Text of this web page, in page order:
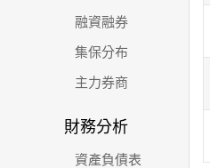
融資融券
集保分布
主力券商
財務分析
資產負債表